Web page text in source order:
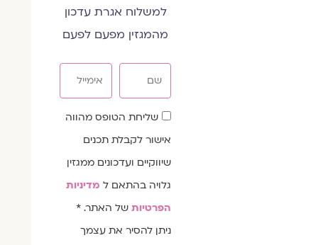
למשלוח אגרת עדכון
מהמגזין מפעם לפעם
שדהשליחת הטופס מהווה
אישור לקבלת תכנים
שיווקיים ועדכונים ממגזין
גלויה בהתאם למדיניות
הפרטיותשל האתר. *
ניתן להסיר את עצמך